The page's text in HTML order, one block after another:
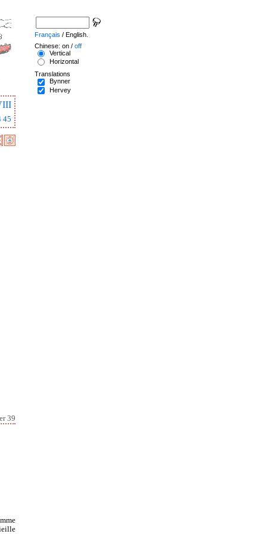
45
39
Français / English.
Chinese: on / off
Vertical
Horizontal
Translations
Bynner
Hervey